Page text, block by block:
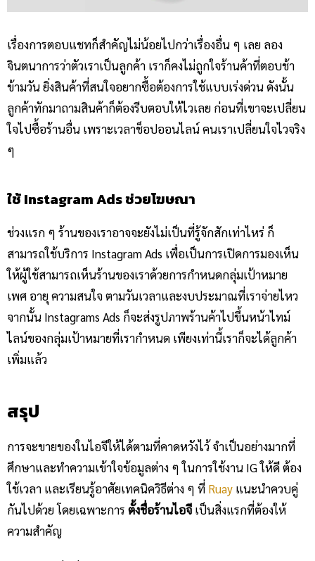
เรื่องการตอบแชทก็สำคัญไม่น้อยไปกว่าเรื่องอื่น ๆ เลย ลอง
จินตนาการว่าตัวเราเป็นลูกค้า เราก็คงไม่ถูกใจร้านค้าที่ตอบช้า
ข้ามวัน ยิ่งสินค้าที่สนใจอยากซื้อต้องการใช้แบบเร่งด่วน ดังนั้น
ลูกค้าทักมาถามสินค้าก็ต้องรีบตอบให้ไวเลย ก่อนที่เขาจะเปลี่ยน
ใจไปซื้อร้านอื่น เพราะเวลาช็อปออนไลน์ คนเราเปลี่ยนใจไวจริง
ๆ
ใช้ Instagram Ads ช่วยโฆษณา
ช่วงแรก ๆ ร้านของเราอาจจะยังไม่เป็นที่รู้จักสักเท่าไหร่ ก็
สามารถใช้บริการ Instagram Ads เพื่อเป็นการเปิดการมองเห็น
ให้ผู้ใช้สามารถเห็นร้านของเราด้วยการกำหนดกลุ่มเป้าหมาย
เพศ อายุ ความสนใจ ตามวันเวลาและงบประมาณที่เราจ่ายไหว
จากนั้น Instagrams Ads ก็จะส่งรูปภาพร้านค้าไปขึ้นหน้าไทม์
ไลน์ของกลุ่มเป้าหมายที่เรากำหนด เพียงเท่านี้เราก็จะได้ลูกค้า
เพิ่มแล้ว
สรุป
การจะขายของในไอจีให้ได้ตามที่คาดหวังไว้ จำเป็นอย่างมากที่
ศึกษาและทำความเข้าใจข้อมูลต่าง ๆ ในการใช้งาน IG ให้ดี ต้อง
ใช้เวลา และเรียนรู้อาศัยเทคนิควิธีต่าง ๆ ที่ Ruay แนะนำควบคู่
กันไปด้วย โดยเฉพาะการ ตั้งชื่อร้านไอจี เป็นสิ่งแรกที่ต้องให้
ความสำคัญ